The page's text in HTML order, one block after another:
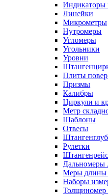
Индикаторы
Линейки
Микрометры
Нутромеры
Угломеры
Угольники
Уровни
Плиты
Призмы
Калибры
Циркули и
Метр
Шаблоны
Отвесы
Рулетки
Дальномеры
Меры
Наборы